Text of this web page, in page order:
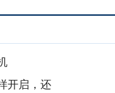
开启，还